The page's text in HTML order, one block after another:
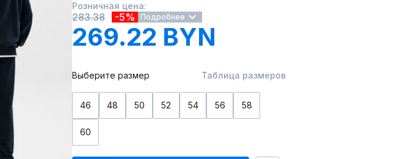
Розничная цена:
283.38 -5% Подробнее
269.22 BYN
Выберите размер Таблица размеров
46 48 50 52 54 56 58
60